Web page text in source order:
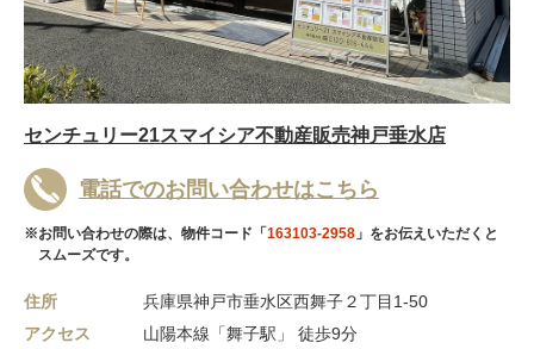
センチュリー21スマイシア不動産販売神戸垂水店
電話でのお問い合わせはこちら
※お問い合わせの際は、物件コード「 163103-2958 」をお伝えいただくと
スムーズです。
住所
兵庫県神戸市垂水区西舞子２丁目1-50
アクセス
山陽本線「舞子駅」 徒歩9分